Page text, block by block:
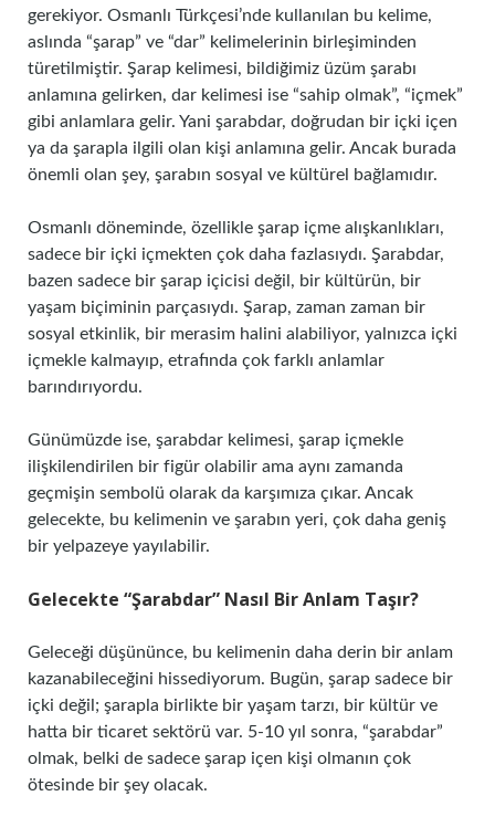
gerekiyor. Osmanlı Türkçesi’nde kullanılan bu kelime,
aslında “şarap” ve “dar” kelimelerinin birleşiminden
türetilmiştir. Şarap kelimesi, bildiğimiz üzüm şarabı
anlamına gelirken, dar kelimesi ise “sahip olmak”, “içmek”
gibi anlamlara gelir. Yani şarabdar, doğrudan bir içki içen
ya da şarapla ilgili olan kişi anlamına gelir. Ancak burada
önemli olan şey, şarabın sosyal ve kültürel bağlamıdır.
Osmanlı döneminde, özellikle şarap içme alışkanlıkları,
sadece bir içki içmekten çok daha fazlasıydı. Şarabdar,
bazen sadece bir şarap içicisi değil, bir kültürün, bir
yaşam biçiminin parçasıydı. Şarap, zaman zaman bir
sosyal etkinlik, bir merasim halini alabiliyor, yalnızca içki
içmekle kalmayıp, etrafında çok farklı anlamlar
barındırıyordu.
Günümüzde ise, şarabdar kelimesi, şarap içmekle
ilişkilendirilen bir figür olabilir ama aynı zamanda
geçmişin sembolü olarak da karşımıza çıkar. Ancak
gelecekte, bu kelimenin ve şarabın yeri, çok daha geniş
bir yelpazeye yayılabilir.
Gelecekte “Şarabdar” Nasıl Bir Anlam Taşır?
Geleceği düşününce, bu kelimenin daha derin bir anlam
kazanabileceğini hissediyorum. Bugün, şarap sadece bir
içki değil; şarapla birlikte bir yaşam tarzı, bir kültür ve
hatta bir ticaret sektörü var. 5-10 yıl sonra, “şarabdar”
olmak, belki de sadece şarap içen kişi olmanın çok
ötesinde bir şey olacak.